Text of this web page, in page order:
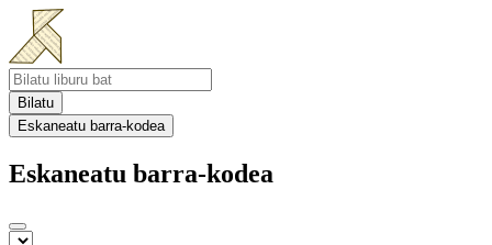
Bilatu
Eskaneatu barra-kodea
Eskaneatu barra-kodea